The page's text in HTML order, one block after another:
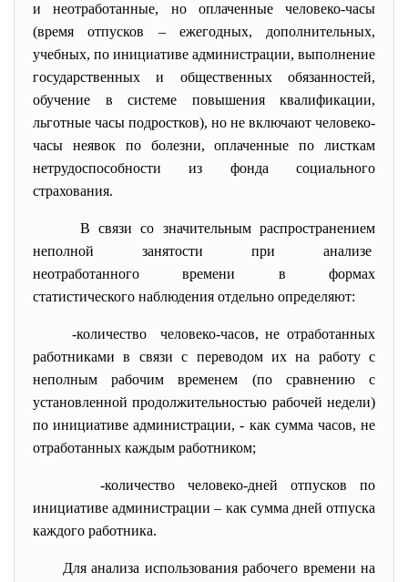
и неотработанные, но оплаченные человеко-часы
(время отпусков – ежегодных, дополнительных,
учебных, по инициативе администрации, выполнение
государственных и общественных обязанностей,
обучение в системе повышения квалификации,
льготные часы подростков), но не включают человеко-
часы неявок по болезни, оплаченные по листкам
нетрудоспособности из фонда социального
страхования.
В связи со значительным распространением
неполной занятости при анализе
неотработанного времени в формах
статистического наблюдения отдельно определяют:
-количество человеко-часов, не отработанных
работниками в связи с переводом их на работу с
неполным рабочим временем (по сравнению с
установленной продолжительностью рабочей недели)
по инициативе администрации, - как сумма часов, не
отработанных каждым работником;
-количество человеко-дней отпусков по
инициативе администрации – как сумма дней отпуска
каждого работника.
Для анализа использования рабочего времени на